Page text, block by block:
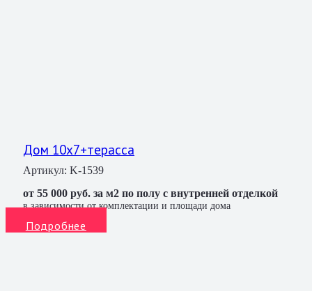
Дом 10х7+терасса
Артикул: K-1539
от 55 000 руб. за м2 по полу с внутренней отделкой
в зависимости от комплектации и площади дома
Подробнее